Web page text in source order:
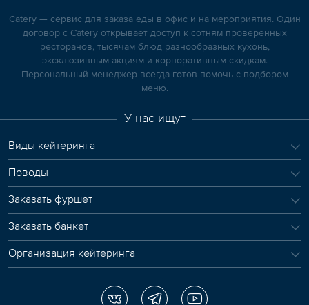
Catery — сервис для заказа еды в офис и на мероприятия. Один
договор с Catery открывает доступ к сотням проверенных
ресторанов, тысячам блюд разнообразных кухонь,
эксклюзивным акциям и корпоративным скидкам.
Персональный менеджер всегда готов помочь с подбором
меню.
У нас ищут
Виды кейтеринга
Поводы
Заказать фуршет
Заказать банкет
Организация кейтеринга